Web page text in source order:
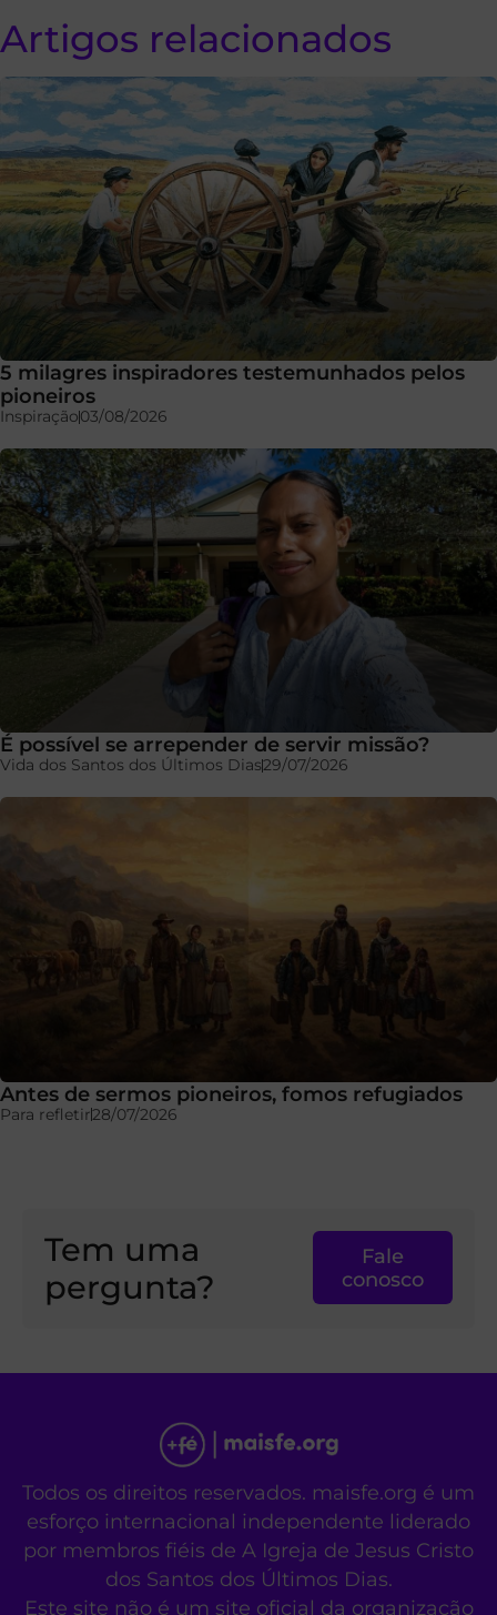
Artigos relacionados
5 milagres inspiradores testemunhados pelos
pioneiros
Inspiração03/08/2026
É possível se arrepender de servir missão?
Vida dos Santos dos Últimos Dias29/07/2026
Antes de sermos pioneiros, fomos refugiados
Para refletir28/07/2026
Tem uma
pergunta?
Fale
conosco
Todos os direitos reservados. maisfe.org é um
esforço internacional independente liderado
por membros fiéis de A Igreja de Jesus Cristo
dos Santos dos Últimos Dias.
Este site não é um site oficial da organização